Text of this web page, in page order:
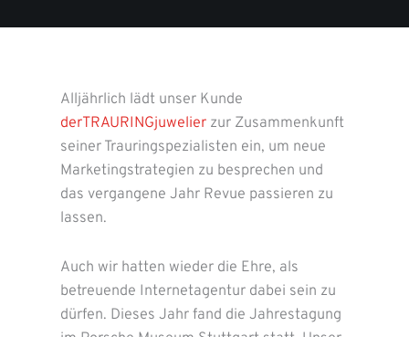
Alljährlich lädt unser Kunde
derTRAURINGjuwelierzur Zusammenkunft
seiner Trauringspezialisten ein, um neue
Marketingstrategien zu besprechen und
das vergangene Jahr Revue passieren zu
lassen.
Auch wir hatten wieder die Ehre, als
betreuende Internetagentur dabei sein zu
dürfen. Dieses Jahr fand die Jahrestagung